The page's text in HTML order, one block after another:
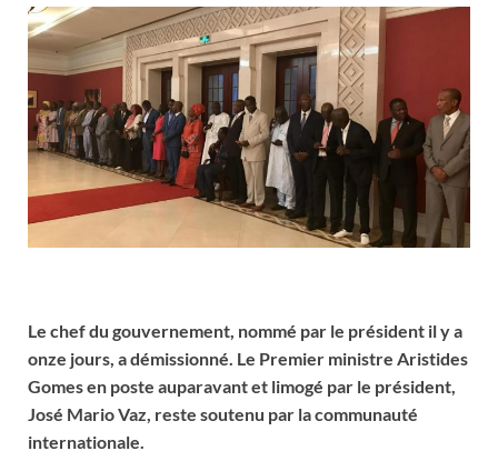
Le chef du gouvernement, nommé par le président il y a
onze jours, a démissionné. Le Premier ministre Aristides
Gomes en poste auparavant et limogé par le président,
José Mario Vaz, reste soutenu par la communauté
internationale.